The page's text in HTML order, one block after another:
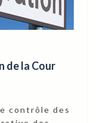
de la Cour
contrôle des